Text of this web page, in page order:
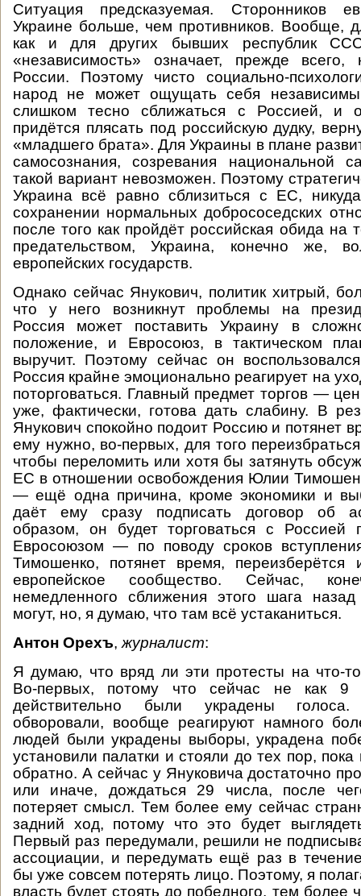
Ситуация предсказуемая. Сторонников
Украине больше, чем противников. Вообще,
как и для других бывших республик
«независимость» означает, прежде всего,
России. Поэтому чисто социально-
народ не может ощущать себя
слишком тесно сближаться с Россией, и
придётся плясать под российскую дудку,
«младшего брата». Для Украины в плане
самосознания, созревания национальной
такой вариант невозможен. Поэтому
Украина всё равно сблизиться с ЕС,
сохранении нормальных добрососедских
после того как пройдёт российская обида на
предательством, Украина, конечно же,
европейских государств.
Однако сейчас Янукович, политик хитрый,
что у него возникнут проблемы на
Россия может поставить Украину в
положение, и Евросоюз, в тактическом
выручит. Поэтому сейчас он
Россия крайне эмоционально реагирует на
поторговаться. Главный предмет торгов —
уже, фактически, готова дать слабину. В
Янукович спокойно подоит Россию и потянет
ему нужно, во-первых, для того
чтобы переломить или хотя бы затянуть
ЕС в отношении освобождения Юлии
— ещё одна причина, кроме экономики и
даёт ему сразу подписать договор об
образом, он будет торговаться с Россией
Евросоюзом — по поводу сроков
Тимошенко, потянет время,
европейское сообщество. Сейчас,
немедленного сближения этого шага
могут, но, я думаю, что там всё устаканиться.
Антон Орехъ, журналист:
Я думаю, что вряд ли эти протесты на что-
Во-первых, потому что сейчас не как 9
действительно были украдены
обворовали, вообще реагируют намного
людей были украдены выборы, украдена
установили палатки и стояли до тех пор,
обратно. А сейчас у Януковича достаточно
или иначе, дождаться 29 числа, после
потеряет смысл. Тем более ему сейчас
задний ход, потому что это будет
Первый раз передумали, решили не
ассоциации, и передумать ещё раз в
бы уже совсем потерять лицо. Поэтому, я
власть будет стоять до победного, тем более